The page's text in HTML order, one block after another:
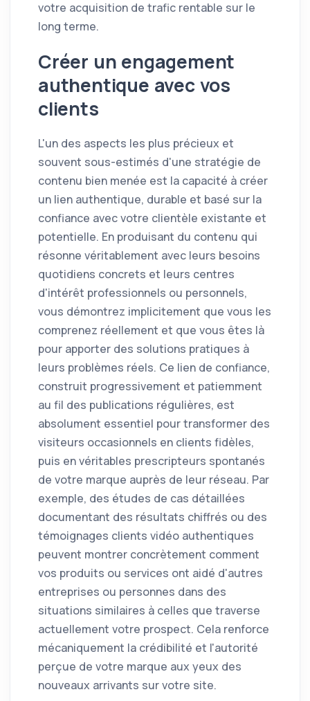
votre acquisition de trafic rentable sur le
long terme.
Créer un engagement
authentique avec vos
clients
L'un des aspects les plus précieux et
souvent sous-estimés d'une stratégie de
contenu bien menée est la capacité à créer
un lien authentique, durable et basé sur la
confiance avec votre clientèle existante et
potentielle. En produisant du contenu qui
résonne véritablement avec leurs besoins
quotidiens concrets et leurs centres
d'intérêt professionnels ou personnels,
vous démontrez implicitement que vous les
comprenez réellement et que vous êtes là
pour apporter des solutions pratiques à
leurs problèmes réels. Ce lien de confiance,
construit progressivement et patiemment
au fil des publications régulières, est
absolument essentiel pour transformer des
visiteurs occasionnels en clients fidèles,
puis en véritables prescripteurs spontanés
de votre marque auprès de leur réseau. Par
exemple, des études de cas détaillées
documentant des résultats chiffrés ou des
témoignages clients vidéo authentiques
peuvent montrer concrètement comment
vos produits ou services ont aidé d'autres
entreprises ou personnes dans des
situations similaires à celles que traverse
actuellement votre prospect. Cela renforce
mécaniquement la crédibilité et l'autorité
perçue de votre marque aux yeux des
nouveaux arrivants sur votre site.